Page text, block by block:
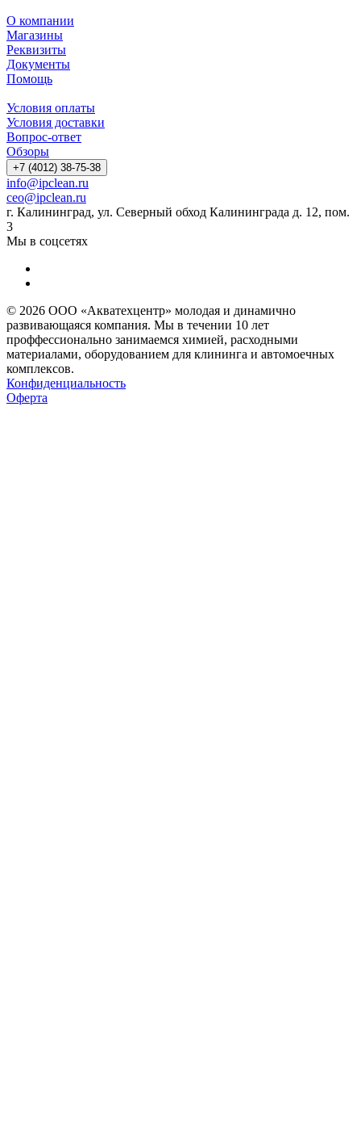
О компании
Магазины
Реквизиты
Документы
Помощь
Условия оплаты
Условия доставки
Вопрос-ответ
Обзоры
+7 (4012) 38-75-38
info@ipclean.ru
ceo@ipclean.ru
г. Калининград, ул. Северный обход Калининграда д. 12, пом.
3
Мы в соцсетях
© 2026 ООО «Акватехцентр» молодая и динамично
развивающаяся компания. Мы в течении 10 лет
проффессионально занимаемся химией, расходными
материалами, оборудованием для клининга и автомоечных
комплексов.
Конфиденциальность
Оферта